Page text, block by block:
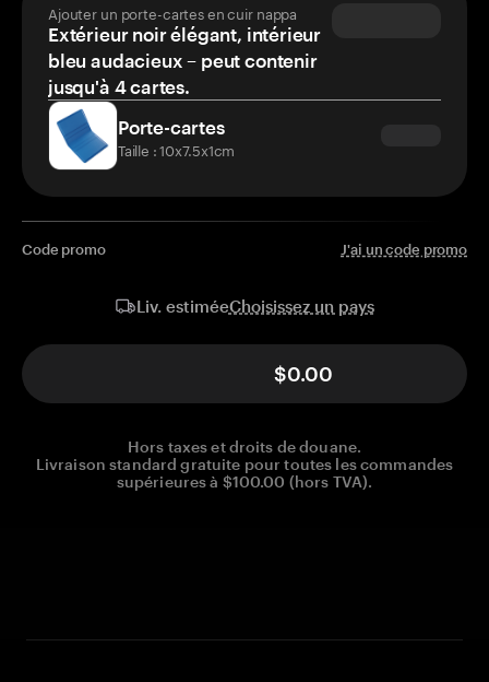
Ajouter un porte-cartes en cuir nappa
Extérieur noir élégant, intérieur
bleu audacieux – peut contenir
jusqu'à 4 cartes.
Porte-cartes
Taille : 10x7.5x1cm
Code promo J'ai un code promo
Liv. estiméeChoisissez un pays
$0.00
Hors taxes et droits de douane.
Livraison standard gratuite pour toutes les commandes
supérieures à $100.00 (hors TVA).